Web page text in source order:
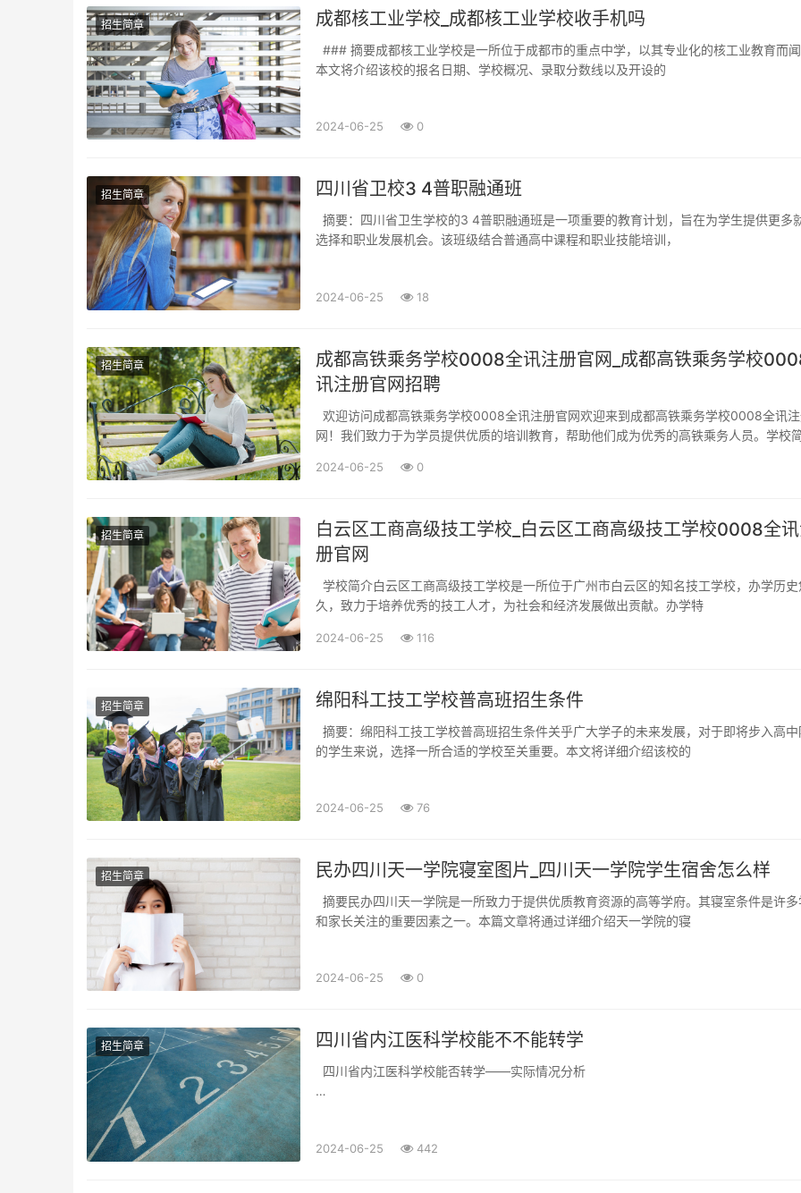
招生简章 成都核工业学校_成都核工业学校收手机吗
本文将介绍该校的报名日期、学校概况、录取分数线以及开设的
2024-06-25 0
招生简章 四川省卫校3 4普职融通班
选择和职业发展机会。该班级结合普通高中课程和职业技能培训，
2024-06-25 18
招生简章
成都高铁乘务学校0008全讯注册官网_成都高铁乘务学校
讯注册官网招聘
网！我们致力于为学员提供优质的培训教育，帮助他们成为优秀的高铁乘务人员。学校
2024-06-25 0
招生简章
白云区工商高级技工学校_白云区工商高级技工学校0008全
册官网
久，致力于培养优秀的技工人才，为社会和经济发展做出贡献。办学特
2024-06-25 116
招生简章 绵阳科工技工学校普高班招生条件
的学生来说，选择一所合适的学校至关重要。本文将详细介绍该校的
2024-06-25 76
招生简章 民办四川天一学院寝室图片_四川天一学院学生宿舍怎么样
和家长关注的重要因素之一。本篇文章将通过详细介绍天一学院的寝
2024-06-25 0
招生简章 四川省内江医科学校能不不能转学
四川省内江医科学校能否转学——实际情况分析
政策对于不同年级、专业
2024-06-25 442